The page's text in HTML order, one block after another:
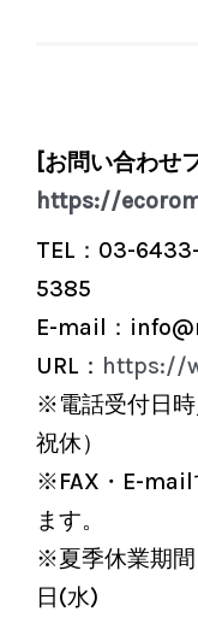
[お問い合わせ
https://
TEL：03-
5385
E-mail：
URL： https://
※電話受付日
祝休）
※FAX・E-mail
ます。
※夏季休業期間
日(水)